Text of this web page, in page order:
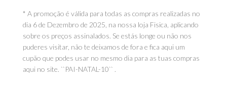
* A promoção é válida para todas as compras realizadas no
dia 6 de Dezembro de 2025, na nossa loja Fisica, aplicando
sobre os preços assinalados. Se estás longe ou não nos
puderes visitar, não te deixamos de fora e fica aqui um
cupão que podes usar no mesmo dia para as tuas compras
aqui no site. ``PAI-NATAL-10`` .